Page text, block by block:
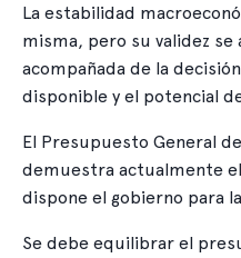
La estabilidad
misma, pero su validez se
acompañada de la
disponible y el potencial
El Presupuesto General
demuestra actualmente
dispone el gobierno para
Se debe equilibrar el